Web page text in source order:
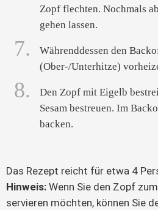
Zopf flechten. Nochmals
gehen lassen.
7.
Währenddessen den
(Ober-/Unterhitze)
8.
Den Zopf mit Eigelb
Sesam bestreuen. Im
backen.
Das Rezept reicht für etwa 4
Hinweis: Wenn Sie den Zopf
servieren möchten, können Sie